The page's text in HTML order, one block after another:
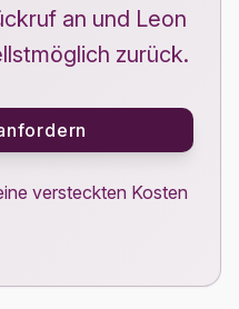
an und Leon
zurück.
versteckten Kosten